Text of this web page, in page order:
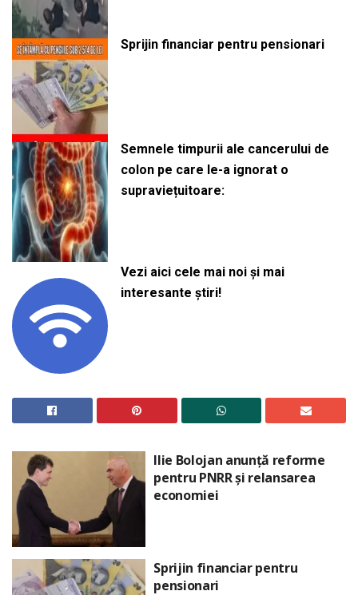
Sprijin financiar pentru pensionari
Semnele timpurii ale cancerului de
colon pe care le-a ignorat o
supraviețuitoare:
Vezi aici cele mai noi și mai
interesante știri!
Ilie Bolojan anunță reforme
pentru PNRR și relansarea
economiei
Sprijin financiar pentru
pensionari